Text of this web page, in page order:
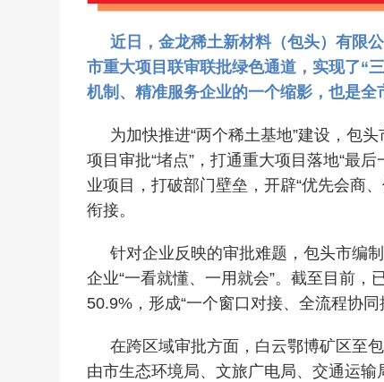
近日，金龙稀土新材料（包头）有限
市重大项目联审联批绿色通道，实现了“
机制、精准服务企业的一个缩影，也是全
为加快推进“两个稀土基地”建设，包
项目审批“堵点”，打通重大项目落地“最
业项目，打破部门壁垒，开辟“优先会商
衔接。
针对企业反映的审批难题，包头市编
企业“一看就懂、一用就会”。截至目前
50.9%，形成“一个窗口对接、全流程协同
在跨区域审批方面，白云鄂博矿区至
由市生态环境局、文旅广电局、交通运